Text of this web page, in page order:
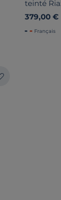
teinté
379,00 €
Français